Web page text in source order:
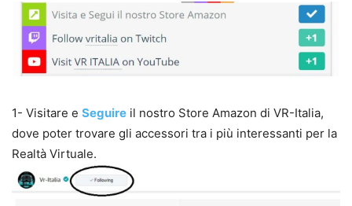
1- Visitare e Seguire il nostro Store Amazon di VR-Italia,
dove poter trovare gli accessori tra i più interessanti per la
Realtà Virtuale.